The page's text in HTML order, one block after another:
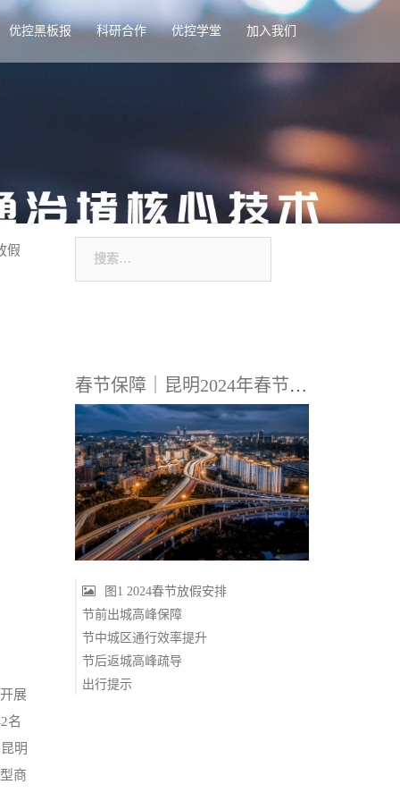
优控黑板报 科研合作 优控学堂 加入我们
假
展
名
明
商
索：
春节保障｜昆明2024年春节期间市民出行信控保障
图1 2024春节放假安排
节前出城高峰保障
节中城区通行效率提升
节后返城高峰疏导
出行提示